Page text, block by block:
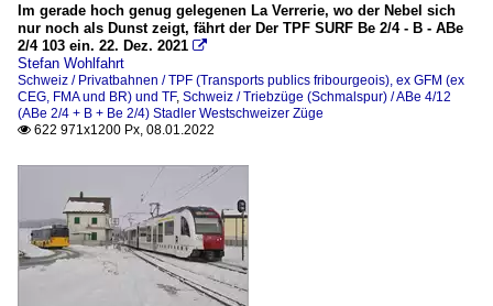
Im gerade hoch genug gelegenen La Verrerie, wo der Nebel sich
nur noch als Dunst zeigt, fährt der Der TPF SURF Be 2/4 - B - ABe
2/4 103 ein. 22. Dez. 2021 
Stefan Wohlfahrt
Schweiz / Privatbahnen / TPF (Transports publics fribourgeois), ex GFM (ex
CEG, FMA und BR) und TF, Schweiz / Triebzüge (Schmalspur) / ABe 4/12
(ABe 2/4 + B + Be 2/4) Stadler Westschweizer Züge
 622 971x1200 Px, 08.01.2022